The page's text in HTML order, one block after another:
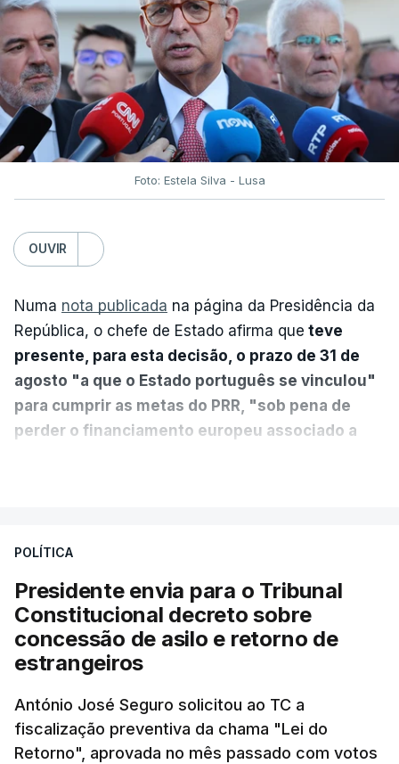
Foto: Estela Silva - Lusa
OUVIR
Numa nota publicada na página da Presidência da
República, o chefe de Estado afirma que teve
presente, para esta decisão, o prazo de 31 de
agosto "a que o Estado português se vinculou"
para cumprir as metas do PRR, "sob pena de
perder o financiamento europeu associado a
sistema mais simples, mais justo e transparente".
"Sempre que seja possível reduzir burocracias,
eliminar sobreposições e garantir que os apoios
chegam a quem mais necessita, estaremos a dar
um passo na direção certa", argumenta o
Presidente da República.
POLÍTICA
Presidente envia para o Tribunal
Constitucional decreto sobre
concessão de asilo e retorno de
estrangeiros
António José Seguro solicitou ao TC a
fiscalização preventiva da chama "Lei do
Retorno", aprovada no mês passado com votos